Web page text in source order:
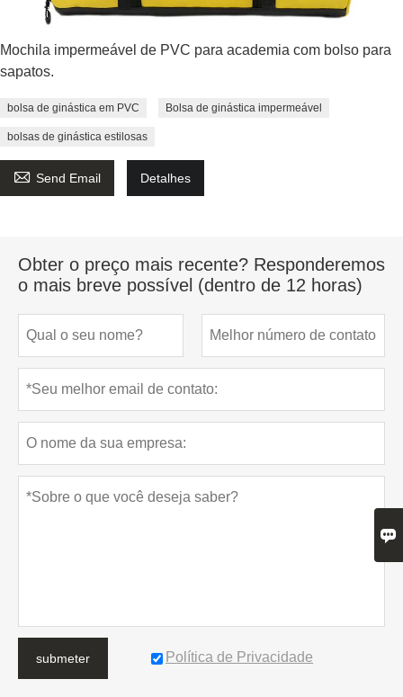
Mochila impermeável de PVC para academia com bolso para
sapatos.
bolsa de ginástica em PVC Bolsa de ginástica impermeável
bolsas de ginástica estilosas
 Send Email Detalhes
Obter o preço mais recente? Responderemos
o mais breve possível (dentro de 12 horas)
submeter Política de Privacidade
